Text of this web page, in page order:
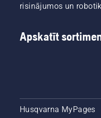
risinājumos un
Apskatīt
Husqvarna MyPages